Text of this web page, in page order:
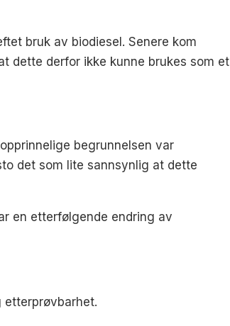
bruk av biodiesel. Senere kom
dette derfor ikke kunne brukes som et
begrunnelsen var
det som lite sannsynlig at dette
en etterfølgende endring av
etterprøvbarhet.